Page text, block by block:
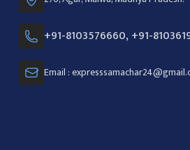
+91-8103576660, +91-
Email :